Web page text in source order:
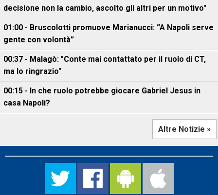
decisione non la cambio, ascolto gli altri per un motivo"
01:00 - Bruscolotti promuove Marianucci: “A Napoli serve
gente con volontà”
00:37 - Malagò: "Conte mai contattato per il ruolo di CT,
ma lo ringrazio"
00:15 - In che ruolo potrebbe giocare Gabriel Jesus in
casa Napoli?
Altre Notizie »